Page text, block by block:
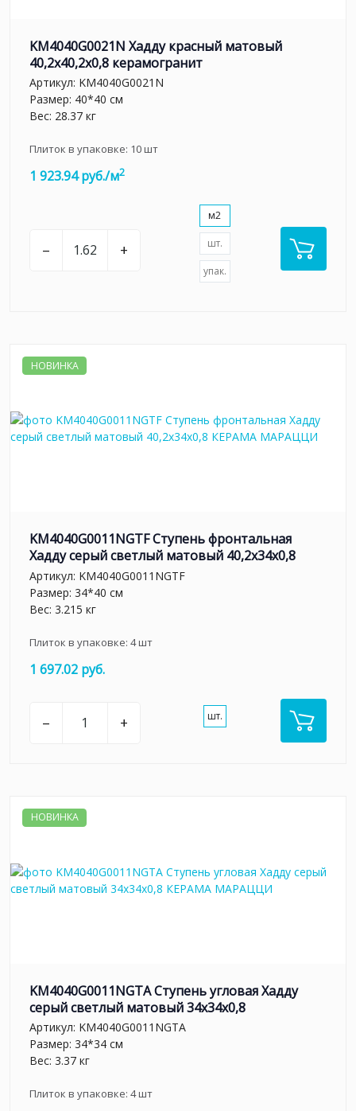
KM4040G0021N Хадду красный матовый
40,2x40,2x0,8 керамогранит
Артикул: KM4040G0021N
Размер: 40*40 см
Вес: 28.37 кг
Плиток в упаковке: 10шт
1 923.94 руб./м2
– +
м2
шт.
упак.
НОВИНКА
KM4040G0011NGTF Ступень фронтальная
Хадду серый светлый матовый 40,2x34x0,8
Артикул: KM4040G0011NGTF
Размер: 34*40 см
Вес: 3.215 кг
Плиток в упаковке: 4шт
1 697.02 руб.
– + шт.
НОВИНКА
KM4040G0011NGTA Ступень угловая Хадду
серый светлый матовый 34x34x0,8
Артикул: KM4040G0011NGTA
Размер: 34*34 см
Вес: 3.37 кг
Плиток в упаковке: 4шт